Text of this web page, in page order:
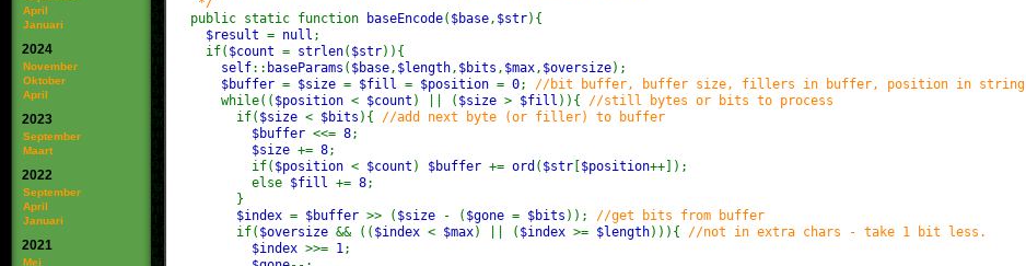
April
Januari
2024
November
Oktober
April
2023
September
Maart
2022
September
April
Januari
2021
Mei
public static function
baseEncode( $base, $str){
$result = null ;
if( $count = strlen( $str)){
self:: baseParams ( $base, $length, $bits , $max, $oversize);
$buffer = $size = $fill = $position = 0; //bit buffer, buffer size, fillers in buffer, position in string
while(( $position < $count ) || ( $size > $fill )){ //still bytes or bits to process
if( $size < $bits ){ //add next byte (or filler) to buffer
$buffer <<= 8;
$size += 8;
if( $position < $count ) $buffer += ord ( $str $position++]);
else $fill += 8;
}
$index = $buffer >> ( $size - ( $gone = $bits )); //get bits from buffer
if( $oversize && (( $index < $max) || ( $index >= $length))){ //not in extra chars - take 1 bit less.
$index >>= 1;